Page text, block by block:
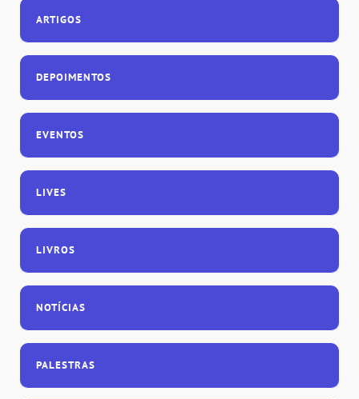
ARTIGOS
DEPOIMENTOS
EVENTOS
LIVES
LIVROS
NOTÍCIAS
PALESTRAS